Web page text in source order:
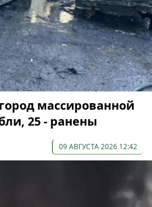
массированной
25 - ранены
09 АВГУСТА 2026 12:42